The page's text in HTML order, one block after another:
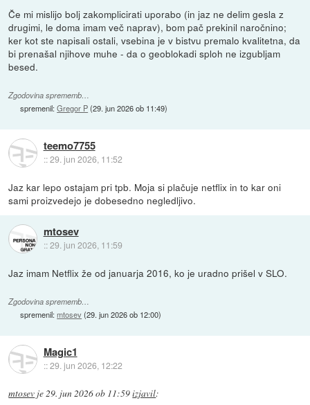
Če mi mislijo bolj zakomplicirati uporabo (in jaz ne delim gesla z
drugimi, le doma imam več naprav), bom pač prekinil naročnino;
ker kot ste napisali ostali, vsebina je v bistvu premalo kvalitetna, da
bi prenašal njihove muhe - da o geoblokadi sploh ne izgubljam
besed.
Zgodovina sprememb…
spremenil:Gregor P(29. jun 2026 ob 11:49)
teemo7755
::29. jun 2026, 11:52
Jaz kar lepo ostajam pri tpb. Moja si plačuje netflix in to kar oni
sami proizvedejo je dobesedno negledljivo.
mtosev
::29. jun 2026, 11:59
Jaz imam Netflix že od januarja 2016, ko je uradno prišel v SLO.
Zgodovina sprememb…
spremenil:mtosev(29. jun 2026 ob 12:00)
Magic1
::29. jun 2026, 12:22
mtosev je29. jun 2026 ob 11:59izjavil: